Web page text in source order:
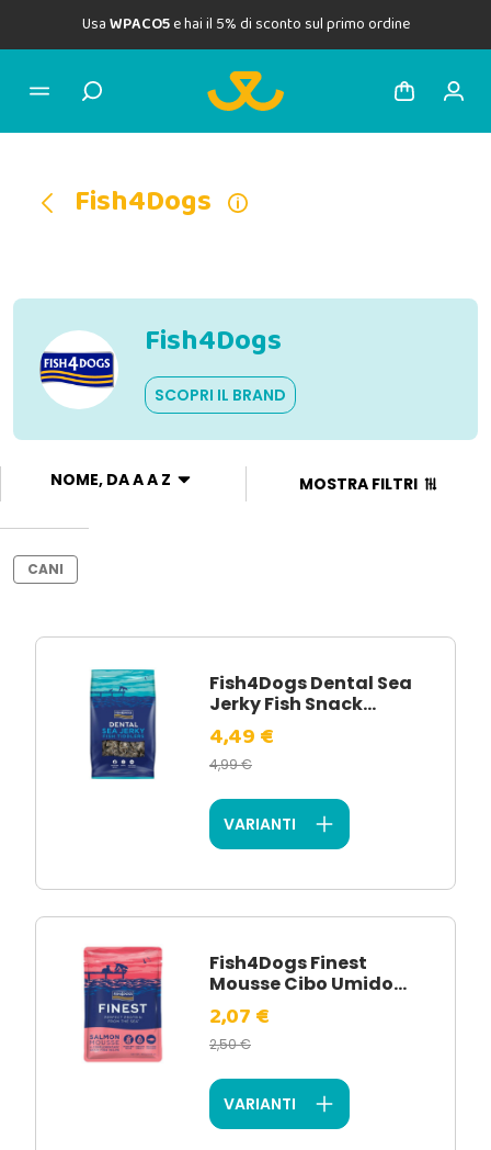
UsaWPACO5e hai il 5% di sconto sul primo ordine
Fish4Dogs
Fish4Dogs
SCOPRI IL BRAND
NOME, DA A A Z MOSTRA FILTRI
CANI
Fish4Dogs Dental Sea
Jerky Fish Snack...
4,49 €
4,99 €
VARIANTI
Fish4Dogs Finest
Mousse Cibo Umido...
2,07 €
2,50 €
VARIANTI